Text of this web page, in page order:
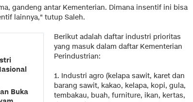
gandeng antar Kementerian. Dimana insentif ini bisa
lainnya," tutup Saleh.
Buka
Berikut adalah daftar industri prioritas
yang masuk dalam daftar Kementerian
Perindustrian:
1. Industri agro (kelapa sawit, karet dan
barang sawit, kakao, kelapa, kopi, gula,
tembakau, buah, furniture, ikan, kertas,